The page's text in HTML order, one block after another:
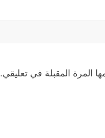
المرة المقبلة في تعليقي.